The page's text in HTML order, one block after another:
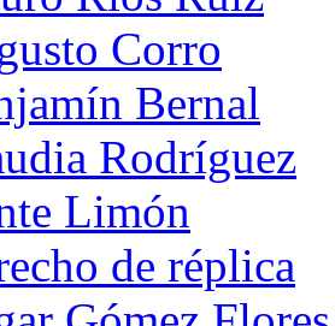
Corro
Bernal
Rodríguez
Limón
de réplica